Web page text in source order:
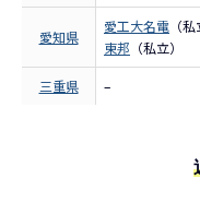
愛知県
愛工大名電 （私
東邦 （私立）
三重県 –